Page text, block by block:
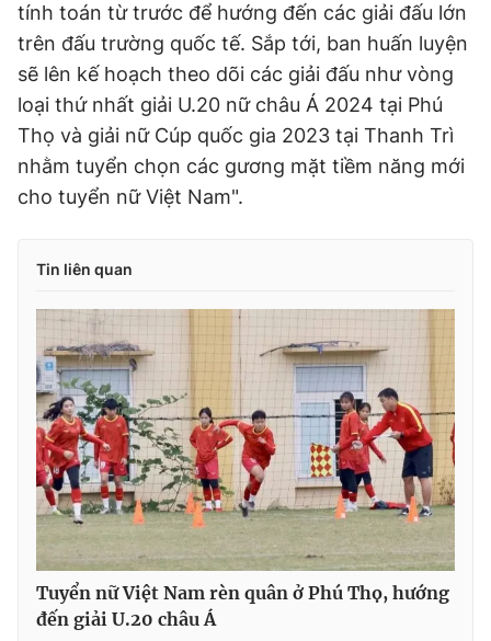
tính toán từ trước để hướng đến các giải đấu lớn
trên đấu trường quốc tế. Sắp tới, ban huấn luyện
sẽ lên kế hoạch theo dõi các giải đấu như vòng
loại thứ nhất giải U.20 nữ châu Á 2024 tại Phú
Thọ và giải nữ Cúp quốc gia 2023 tại Thanh Trì
nhằm tuyển chọn các gương mặt tiềm năng mới
cho tuyển nữ Việt Nam".
Tin liên quan
Tuyển nữ Việt Nam rèn quân ở Phú Thọ, hướng
đến giải U.20 châu Á